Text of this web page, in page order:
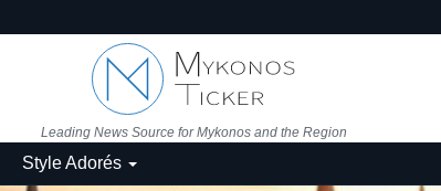
Leading News Source for Mykonos and the Region
Style Adorés